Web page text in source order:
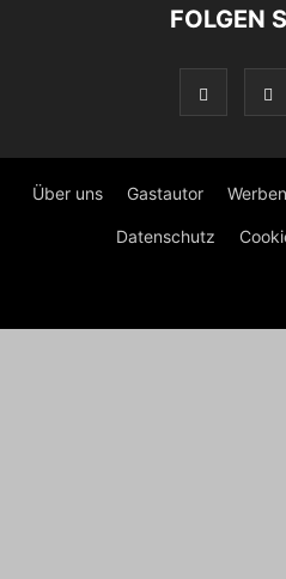
FOLGEN
Über uns Gastautor Werben
Datenschutz